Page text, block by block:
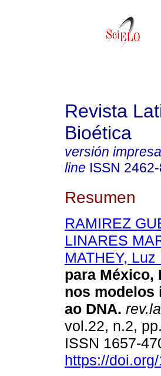
Revista
Bioética
versión impresa
line ISSN
Resumen
RAMIREZ
LINARES
MATHEY, Luz
para México,
nos modelos
ao DNA.
vol.22, n.2,
ISSN 1657-
https://